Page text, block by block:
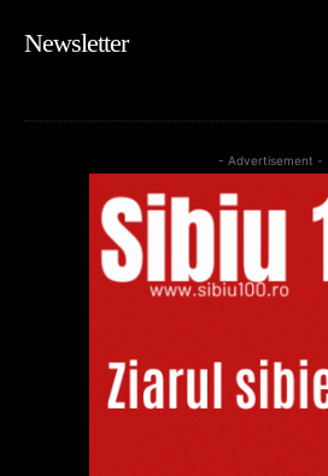
Newsletter
- Advertisement -